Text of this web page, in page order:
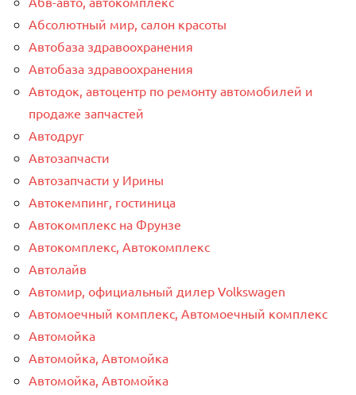
Абсолютный мир, салон красоты
Автобаза здравоохранения
Автобаза здравоохранения
Автодок, автоцентр по ремонту автомобилей и
продаже запчастей
Автодруг
Автозапчасти
Автозапчасти у Ирины
Автокемпинг, гостиница
Автокомплекс на Фрунзе
Автокомплекс, Автокомплекс
Автолайв
Автомир, официальный дилер Volkswagen
Автомоечный комплекс, Автомоечный комплекс
Автомойка
Автомойка, Автомойка
Автомойка, Автомойка